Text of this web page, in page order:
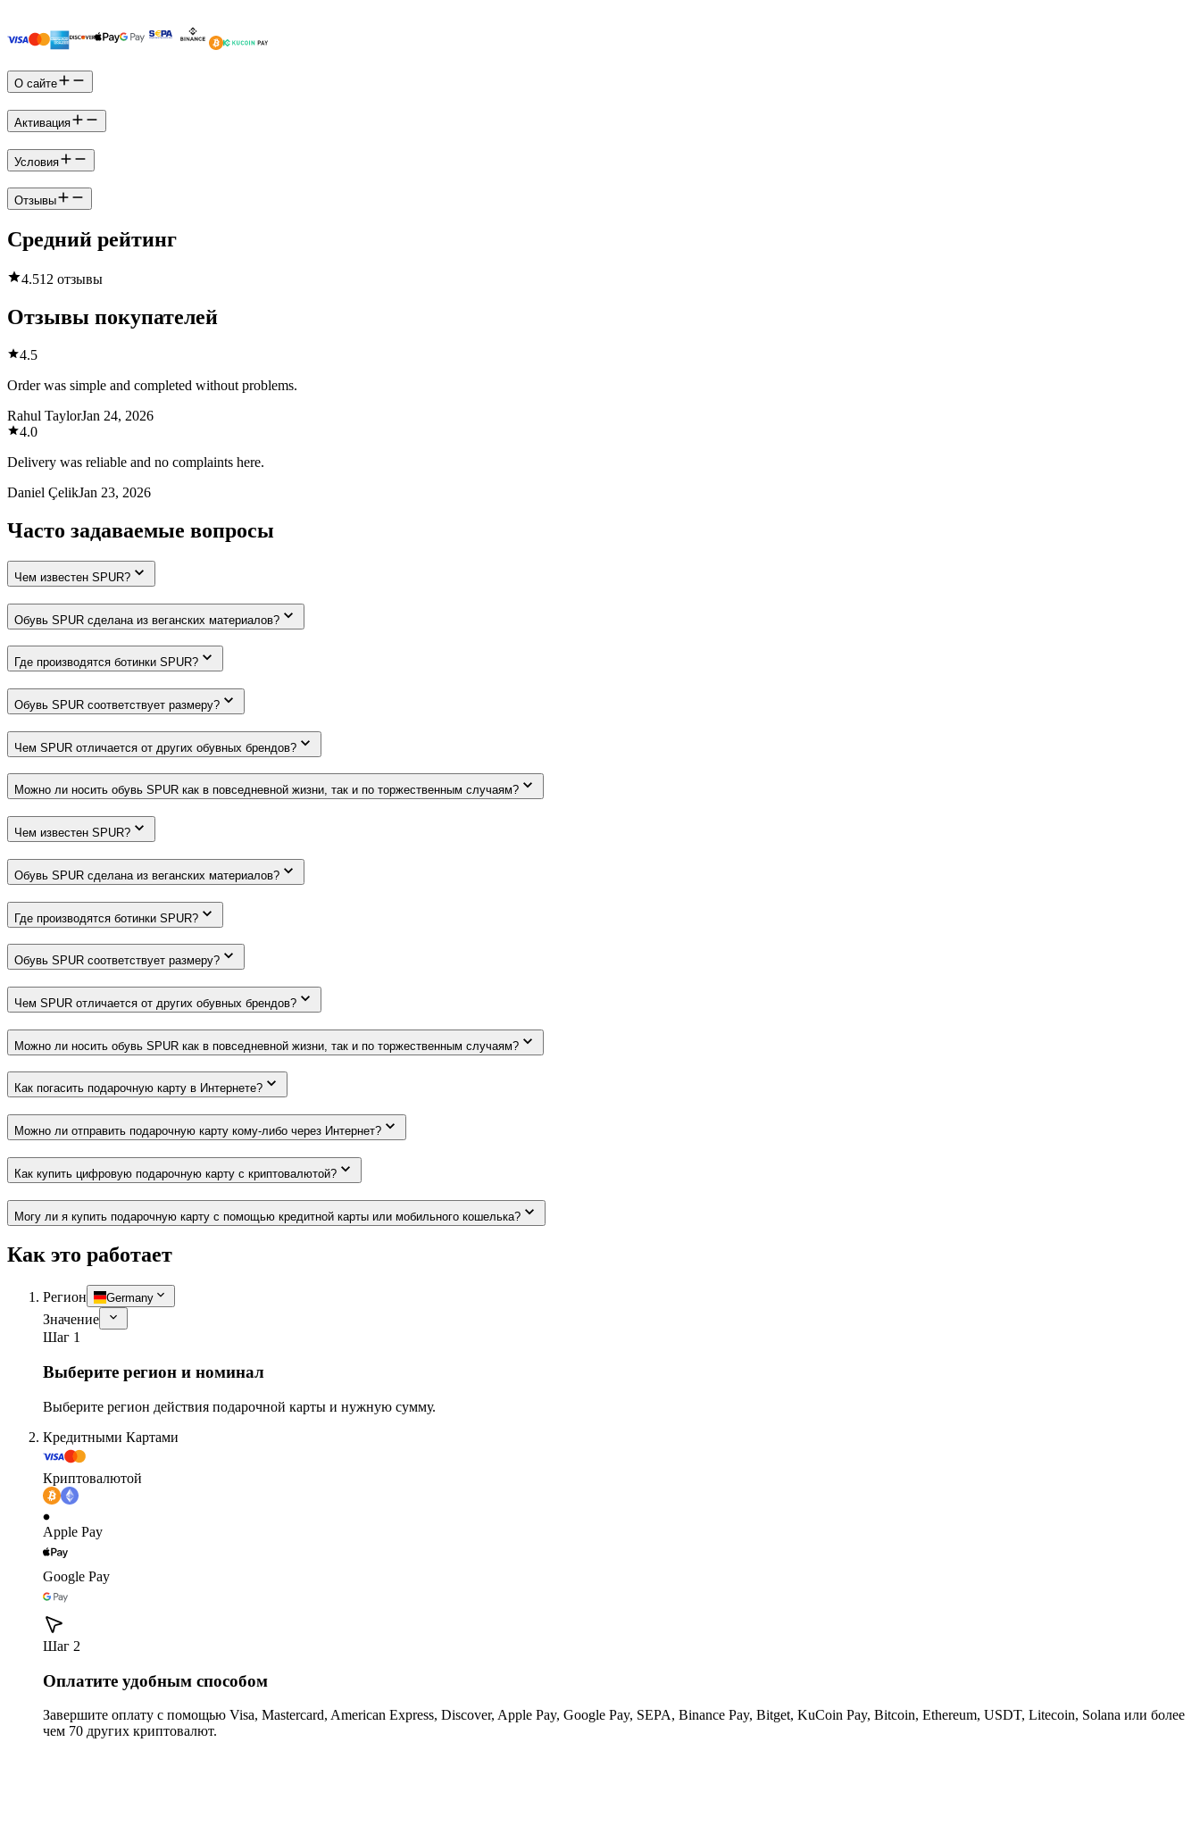
О сайте
Активация
Условия
Отзывы
Средний рейтинг
4.512 отзывы
Отзывы покупателей
4.5
Order was simple and completed without problems.
Rahul TaylorJan 24, 2026
4.0
Delivery was reliable and no complaints here.
Daniel ÇelikJan 23, 2026
Часто задаваемые вопросы
Чем известен SPUR?
Обувь SPUR сделана из веганских материалов?
Где производятся ботинки SPUR?
Обувь SPUR соответствует размеру?
Чем SPUR отличается от других обувных брендов?
Можно ли носить обувь SPUR как в повседневной жизни, так и по торжественным случаям?
Чем известен SPUR?
Обувь SPUR сделана из веганских материалов?
Где производятся ботинки SPUR?
Обувь SPUR соответствует размеру?
Чем SPUR отличается от других обувных брендов?
Можно ли носить обувь SPUR как в повседневной жизни, так и по торжественным случаям?
Как погасить подарочную карту в Интернете?
Можно ли отправить подарочную карту кому-либо через Интернет?
Как купить цифровую подарочную карту с криптовалютой?
Могу ли я купить подарочную карту с помощью кредитной карты или мобильного кошелька?
Как это работает
Регион Germany
Значение
Шаг 1
Выберите регион и номинал
Выберите регион действия подарочной карты и нужную сумму.
Кредитными Картами
Криптовалютой
Apple Pay
Google Pay
Шаг 2
Оплатите удобным способом
Завершите оплату с помощью Visa, Mastercard, American Express, Discover, Apple Pay, Google Pay, SEPA, Binance Pay, Bitget, KuCoin Pay, Bitcoin, Ethereum, USDT, Litecoin, Solana или более
чем 70 других криптовалют.